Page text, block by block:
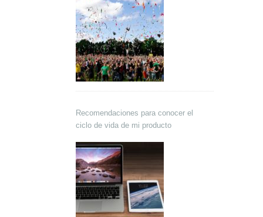
Recomendaciones para conocer el
ciclo de vida de mi producto